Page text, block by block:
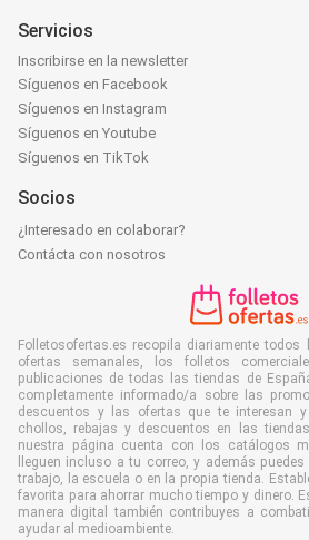
Servicios
Inscribirse en la newsletter
Síguenos en Facebook
Síguenos en Instagram
Síguenos en Youtube
Síguenos en TikTok
Socios
¿Interesado en colaborar?
Contácta con nosotros
Folletosofertas.es recopila diariamente
ofertas semanales, los folletos
publicaciones de todas las tiendas de
completamente informado/a sobre las
descuentos y las ofertas que te interesan
chollos, rebajas y descuentos en las
nuestra página cuenta con los catálogos
lleguen incluso a tu correo, y además
trabajo, la escuela o en la propia tienda.
favorita para ahorrar mucho tiempo y dinero.
manera digital también contribuyes a
ayudar al medioambiente.